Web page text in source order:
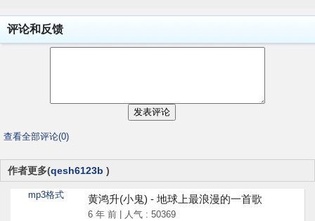
评论和反馈
查看全部评论(0)
作者更多(qesh6123b )
mp3格式 黄鸿升(小鬼) - 地球上最浪漫的一首歌
6 年 前 | 人气 : 50369